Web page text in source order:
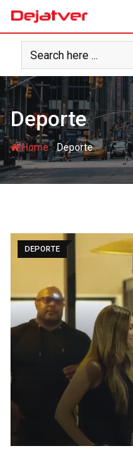
Skip
content
Deporte
Home-Deporte
DEPORTE